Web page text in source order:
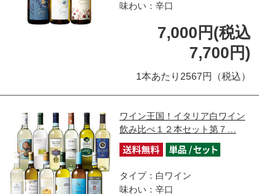
味わい：辛口
7,000円(税込
7,700円)
1本あたり2567円（税込）
ワイン王国！イタリア白ワイン
飲み比べ１２本セット第７…
タイプ：白ワイン
味わい：辛口